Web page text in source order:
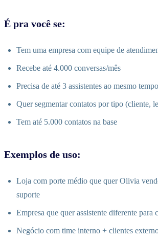
É pra você se:
Tem uma empresa com equipe de
Recebe até 4.000 conversas/mês
Precisa de até 3 assistentes ao mesmo tempo
Quer segmentar contatos por tipo (cliente,
Tem até 5.000 contatos na base
Exemplos de uso:
Loja com porte médio que quer Olivia
suporte
Empresa que quer assistente diferente para
Negócio com time interno + clientes